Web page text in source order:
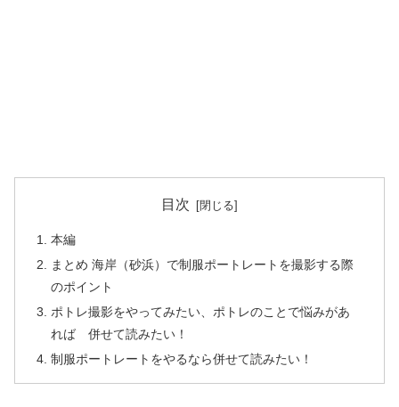
目次
本編
まとめ 海岸（砂浜）で制服ポートレートを撮影する際
のポイント
ポトレ撮影をやってみたい、ポトレのことで悩みがあ
れば 併せて読みたい！
制服ポートレートをやるなら併せて読みたい！